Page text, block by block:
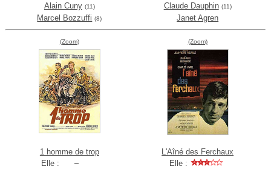
Alain Cuny (11)
Marcel Bozzuffi (8)
Claude Dauphin (11)
Janet Agren
(Zoom)
1 homme de trop
Elle :
(Zoom)
L'Aîné des Ferchaux
Elle :